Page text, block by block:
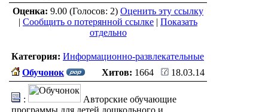
Оценка: 9.00 (Голосов: 2) Оценить эту ссылку
| Сообщить о потерянной ссылке | Показать
отдельно
Категория: Информационно-развлекательные
Обучонок
Хитов: 1664 18.03.14
:
Авторские обучающие
программы для детей дошкольного и